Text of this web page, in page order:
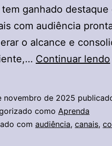
ganhado
com audiência
o alcance e
Continuar lendo
novembro de 2025
como Aprenda
com audiência, canais,